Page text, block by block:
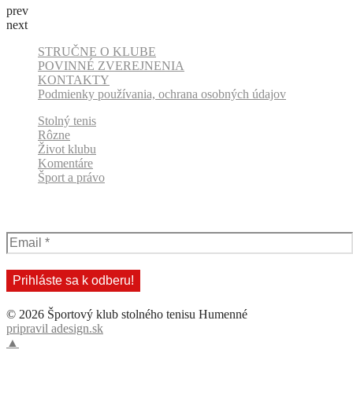
prev
next
STRUČNE O KLUBE
POVINNÉ ZVEREJNENIA
KONTAKTY
Podmienky používania, ochrana osobných údajov
Stolný tenis
Rôzne
Život klubu
Komentáre
Šport a právo
© 2026 Športový klub stolného tenisu Humenné
pripravil adesign.sk
▲